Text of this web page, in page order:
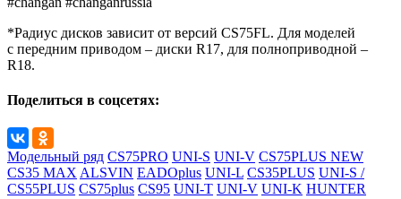
*Радиус дисков зависит от версий CS75FL. Для моделей
с передним приводом – диски R17, для полноприводной –
R18.
Поделиться в соцсетях:
Модельный ряд CS75PRO UNI-S UNI-V CS75PLUS NEW
CS35 MAX ALSVIN EADOplus UNI-L CS35PLUS UNI-S /
CS55PLUS CS75plus CS95 UNI-T UNI-V UNI-K HUNTER